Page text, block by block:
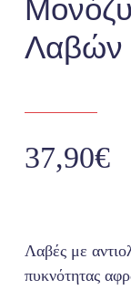
Racks
Πολυόργανα
Λαβών
37,90€
Λαβές με
πυκνότητας